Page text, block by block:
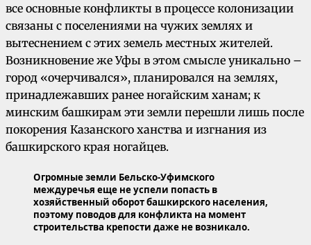
все основные конфликты в процессе колонизации
связаны с поселениями на чужих землях и
вытеснением с этих земель местных жителей.
Возникновение же Уфы в этом смысле уникально –
город «очерчивался», планировался на землях,
принадлежавших ранее ногайским ханам; к
минским башкирам эти земли перешли лишь после
покорения Казанского ханства и изгнания из
башкирского края ногайцев.
Огромные земли Бельско-Уфимского
междуречья еще не успели попасть в
хозяйственный оборот башкирского населения,
поэтому поводов для конфликта на момент
строительства крепости даже не возникало.